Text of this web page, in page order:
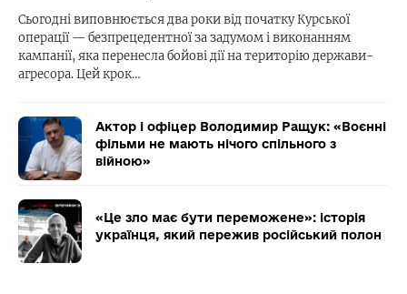
Сьогодні виповнюється два роки від початку Курської
операції — безпрецедентної за задумом і виконанням
кампанії, яка перенесла бойові дії на територію держави-
агресора. Цей крок…
Актор і офіцер Володимир Ращук: «Воєнні
фільми не мають нічого спільного з
війною»
«Це зло має бути переможене»: історія
українця, який пережив російський полон